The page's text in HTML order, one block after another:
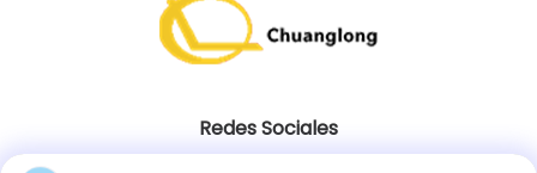
Redes Sociales